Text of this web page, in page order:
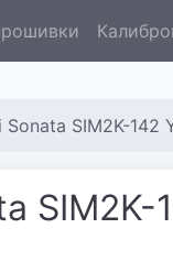
Sonata SIM2K-142
SIM2K-